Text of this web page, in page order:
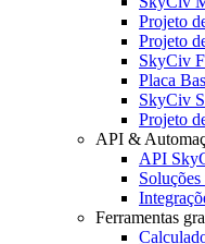
Projeto
Projeto
SkyCiv
Placa
SkyCiv
Projeto
API &
API
Ferramentas